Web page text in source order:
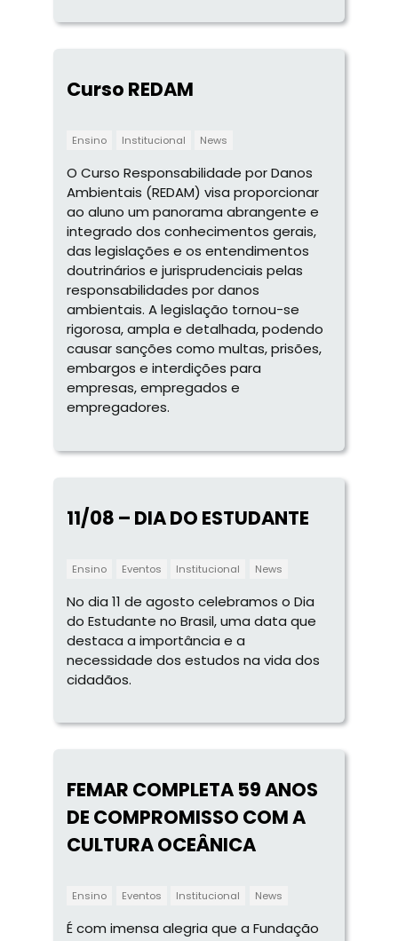
Curso REDAM
Ensino Institucional News
O Curso Responsabilidade por Danos
Ambientais (REDAM) visa proporcionar
ao aluno um panorama abrangente e
integrado dos conhecimentos gerais,
das legislações e os entendimentos
doutrinários e jurisprudenciais pelas
responsabilidades por danos
ambientais. A legislação tornou-se
rigorosa, ampla e detalhada, podendo
causar sanções como multas, prisões,
embargos e interdições para
empresas, empregados e
empregadores.
11/08 – DIA DO ESTUDANTE
Ensino Eventos Institucional News
No dia 11 de agosto celebramos o Dia
do Estudante no Brasil, uma data que
destaca a importância e a
necessidade dos estudos na vida dos
cidadãos.
FEMAR COMPLETA 59 ANOS
DE COMPROMISSO COM A
CULTURA OCEÂNICA
Ensino Eventos Institucional News
É com imensa alegria que a Fundação